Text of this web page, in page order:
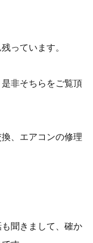
っています。
非そちらをご覧頂
、エアコンの修理
も聞きまして、確か